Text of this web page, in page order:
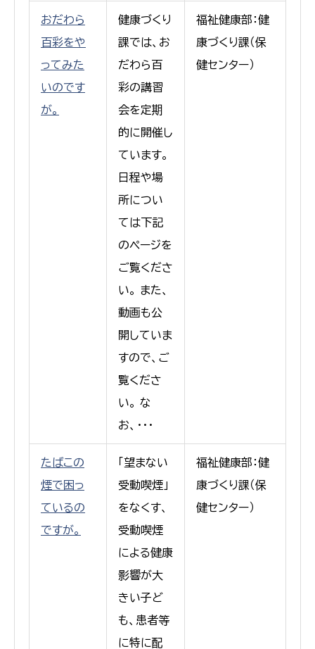
おだわら
百彩をや
ってみた
いのです
が。
健康づくり
課では、お
だわら百
彩の講習
会を定期
的に開催し
ています。
日程や場
所につい
ては下記
のページを
ご覧くださ
い。 また、
動画も公
開していま
すので、ご
覧くださ
い。 な
お、・・・
福祉健康部：健
康づくり課（保
健センター）
たばこの
煙で困っ
ているの
ですが。
「望まない
受動喫煙」
をなくす、
受動喫煙
による健康
影響が大
きい子ど
も、患者等
に特に配
福祉健康部：健
康づくり課（保
健センター）